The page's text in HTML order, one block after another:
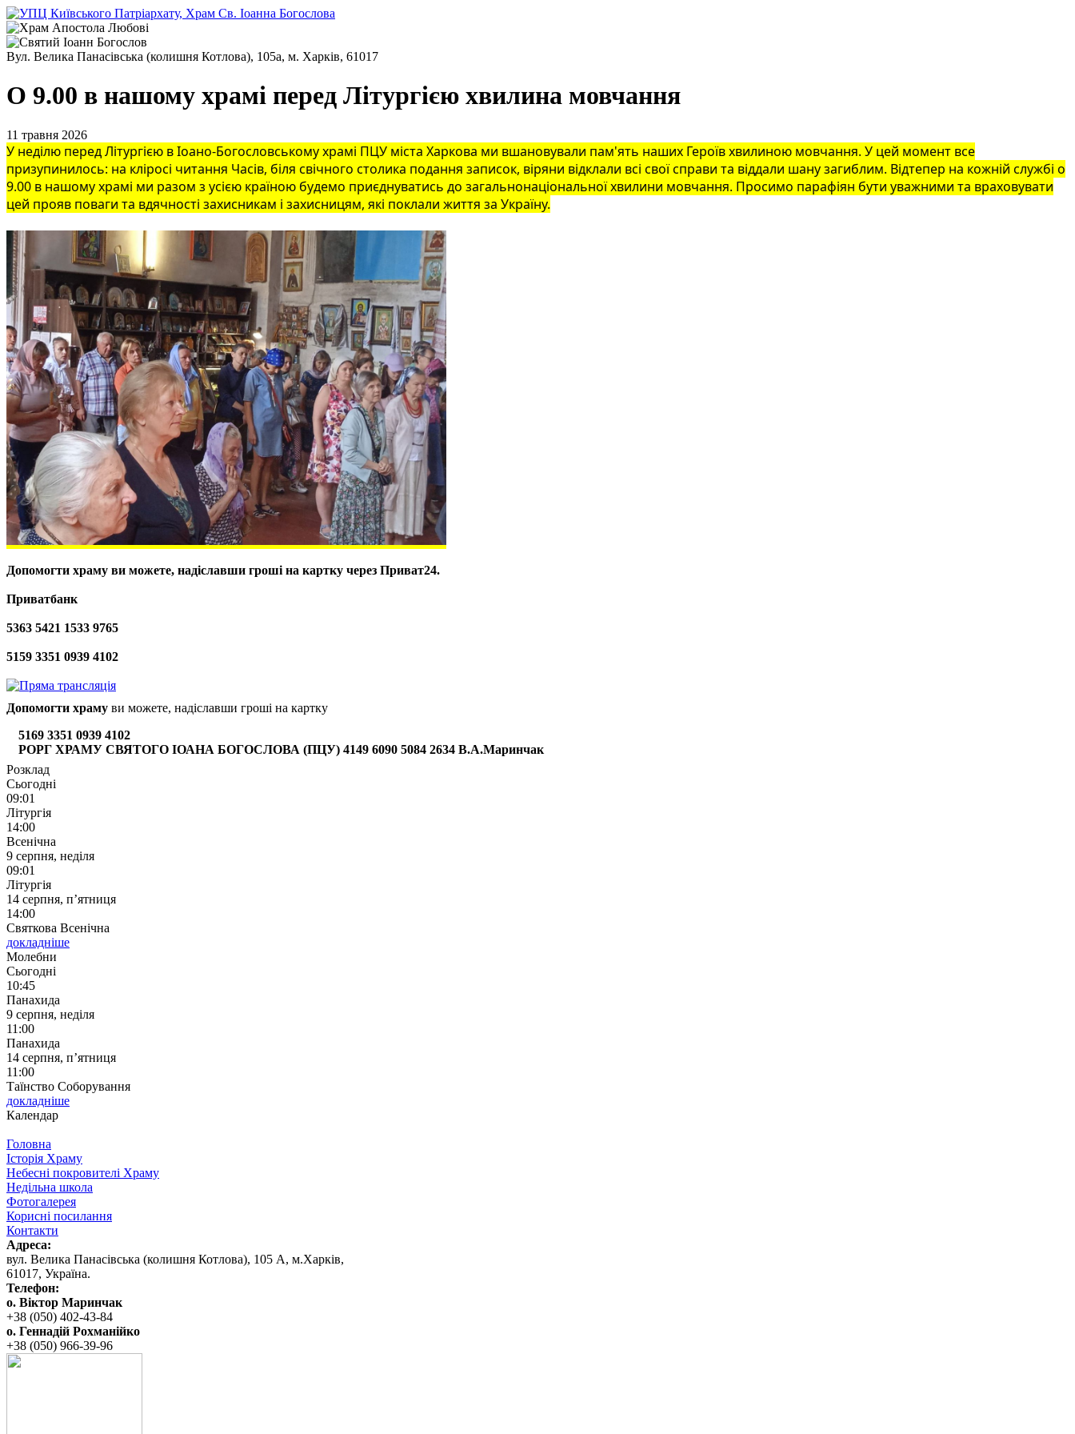
Вул. Велика Панасівська (колишня Котлова), 105а, м. Харків, 61017
О 9.00 в нашому храмі перед Літургією хвилина мовчання
11 травня 2026
У неділю перед Літургією в Іоано-Богословському храмі ПЦУ міста Харкова ми вшановували пам'ять наших Героїв хвилиною мовчання. У цей момент все
призупинилось: на кліросі читання Часів, біля свічного столика подання записок, віряни відклали всі свої справи та віддали шану загиблим. Відтепер на кожній службі о
9.00 в нашому храмі ми разом з усією країною будемо приєднуватись до загальнонаціональної хвилини мовчання. Просимо парафіян бути уважними та враховувати
цей прояв поваги та вдячності захисникам і захисницям, які поклали життя за Україну.
Допомогти храму ви можете, надіславши гроші на картку через Приват24.
Приватбанк
5363 5421 1533 9765
5159 3351 0939 4102
Допомогти храму ви можете, надіславши гроші на картку
5169 3351 0939 4102
РОРГ ХРАМУ СВЯТОГО ІОАНА БОГОСЛОВА (ПЦУ) 4149 6090 5084 2634 В.А.Маринчак
Розклад
Сьогодні
09:01
Літургія
14:00
Всенічна
9 серпня, неділя
09:01
Літургія
14 серпня, п’ятниця
14:00
Святкова Всенічна
докладніше
Молебни
Сьогодні
10:45
Панахида
9 серпня, неділя
11:00
Панахида
14 серпня, п’ятниця
11:00
Таїнство Соборування
докладніше
Календар
Головна
Історія Храму
Небесні покровителі Храму
Недільна школа
Фотогалерея
Корисні посилання
Контакти
Адреса:
вул. ‬Велика Панасівська (колишня Котлова), ‬105‭ ‬А,‭ ‬м.Харків,
‬61017, ‬Україна.‎
Телефон:
о. Віктор Маринчак
+38 (050)‭ 402-43-84
о. Геннадій Рохманійко
+38 (050)‭ ‬966-39-96